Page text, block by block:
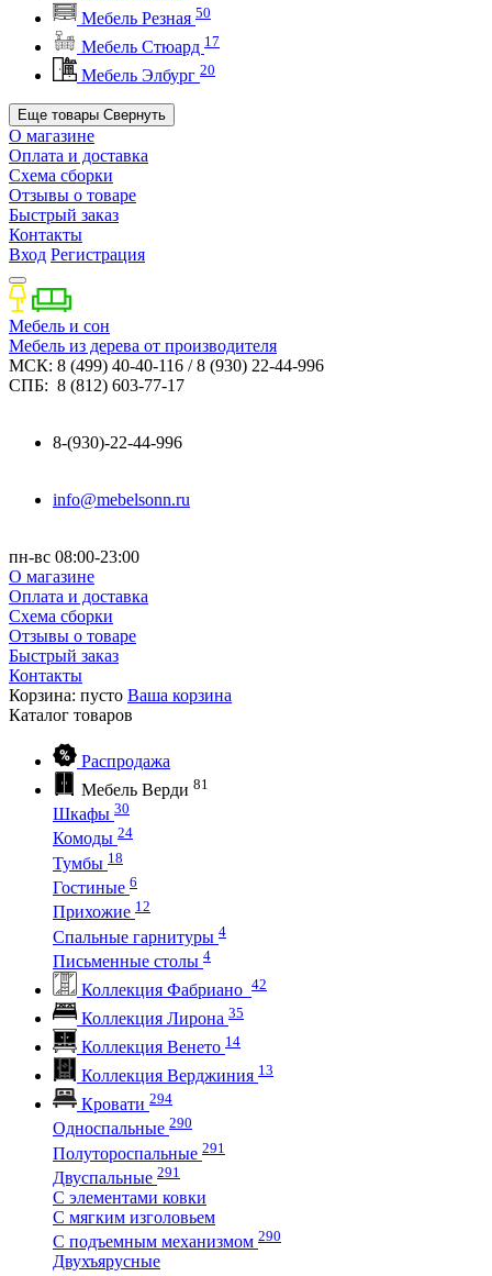
Мебель Резная 50
Мебель Стюард 17
Мебель Элбург 20
Еще товары Свернуть
О магазине
Оплата и доставка
Схема сборки
Отзывы о товаре
Быстрый заказ
Контакты
Вход Регистрация
Мебель и сон
Мебель из дерева от производителя
МСК: 8 (499) 40-40-116 / 8 (930) 22-44-996
СПБ: 8 (812) 603-77-17
8-(930)-22-44-996
info@mebelsonn.ru
пн-вс 08:00-23:00
О магазине
Оплата и доставка
Схема сборки
Отзывы о товаре
Быстрый заказ
Контакты
Корзина: пусто Ваша корзина
Каталог товаров
Распродажа
Мебель Верди 81
Шкафы 30
Комоды 24
Тумбы 18
Гостиные 6
Прихожие 12
Спальные гарнитуры 4
Письменные столы 4
Коллекция Фабриано 42
Коллекция Лирона 35
Коллекция Венето 14
Коллекция Верджиния 13
Кровати 294
Односпальные 290
Полутороспальные 291
Двуспальные 291
С элементами ковки
С мягким изголовьем
С подъемным механизмом 290
Двухъярусные